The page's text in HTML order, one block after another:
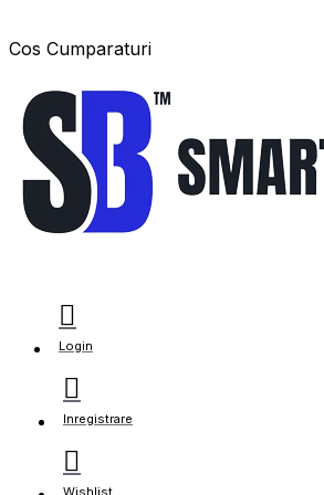
Cos Cumparaturi
Login
Inregistrare
Wishlist